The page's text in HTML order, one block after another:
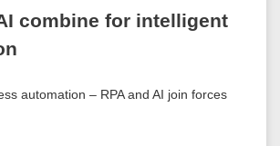
combine for intelligent
automation – RPA and AI join forces